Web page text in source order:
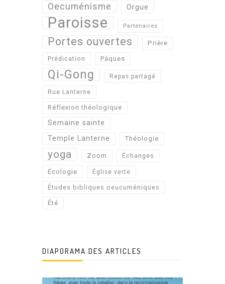
Oecuménisme Orgue
Paroisse Partenaires
Portes ouvertes Prière
Prédication Pâques
Qi-Gong Repas partagé
Rue Lanterne
Réflexion théologique
Semaine sainte
Temple Lanterne
Théologie
yoga Zoom Échanges
Écologie Église verte
Études bibliques oeucuméniques
Été
DIAPORAMA DES ARTICLES